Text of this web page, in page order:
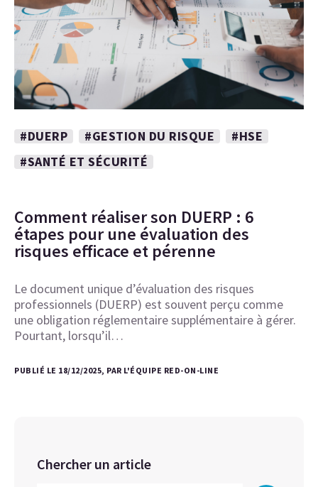
#DUERP #GESTION DU RISQUE
#HSE
#SANTÉ ET SÉCURITÉ
Comment réaliser son DUERP : 6
étapes pour une évaluation des
risques efficace et pérenne
Le document unique d’évaluation des risques
professionnels (DUERP) est souvent perçu comme
une obligation réglementaire supplémentaire à gérer.
Pourtant, lorsqu’il…
PUBLIÉ LE 18/12/2025, PAR L'ÉQUIPE RED-ON-LINE
Chercher un article